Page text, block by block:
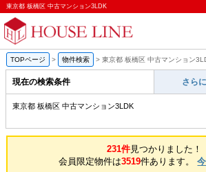
東京都 板橋区 中古マンション3LDK
TOPページ > 物件検索 > 東京都 板橋区 中古マンション
現在の検索条件 さら
東京都 板橋区 中古マンション3LDK
231件見つかりました！
会員限定物件は3519件あります。